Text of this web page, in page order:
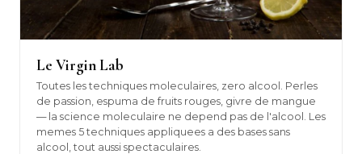
Le Virgin Lab
Toutes les techniques moleculaires, zero alcool. Perles
de passion, espuma de fruits rouges, givre de mangue
— la science moleculaire ne depend pas de l'alcool. Les
memes 5 techniques appliquees a des bases sans
alcool, tout aussi spectaculaires.